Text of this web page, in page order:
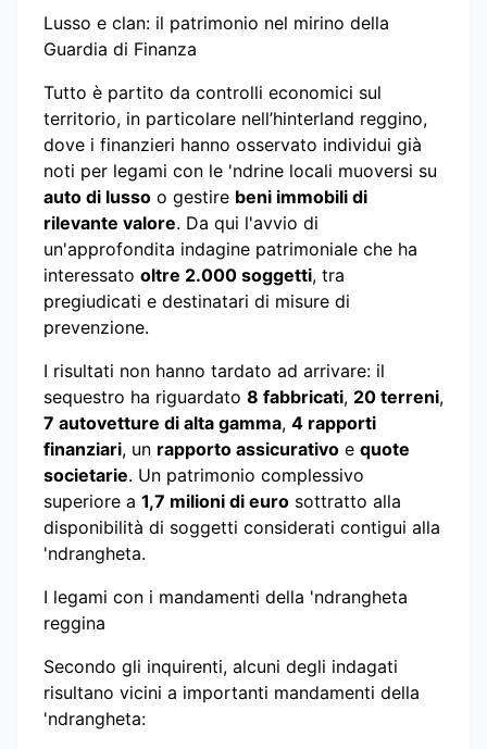
Lusso e clan: il patrimonio nel mirino della
Guardia di Finanza
Tutto è partito da controlli economici sul
territorio, in particolare nell’hinterland reggino,
dove i finanzieri hanno osservato individui già
noti per legami con le 'ndrine locali muoversi su
auto di lusso o gestire beni immobili di
rilevante valore. Da qui l'avvio di
un'approfondita indagine patrimoniale che ha
interessato oltre 2.000 soggetti, tra
pregiudicati e destinatari di misure di
prevenzione.
I risultati non hanno tardato ad arrivare: il
sequestro ha riguardato 8 fabbricati, 20 terreni,
7 autovetture di alta gamma, 4 rapporti
finanziari, un rapporto assicurativo e quote
societarie. Un patrimonio complessivo
superiore a 1,7 milioni di euro sottratto alla
disponibilità di soggetti considerati contigui alla
'ndrangheta.
I legami con i mandamenti della 'ndrangheta
reggina
Secondo gli inquirenti, alcuni degli indagati
risultano vicini a importanti mandamenti della
'ndrangheta: